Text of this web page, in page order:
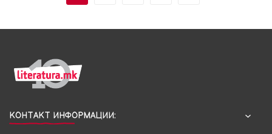
КОНТАКТ ИНФОРМАЦИИ: